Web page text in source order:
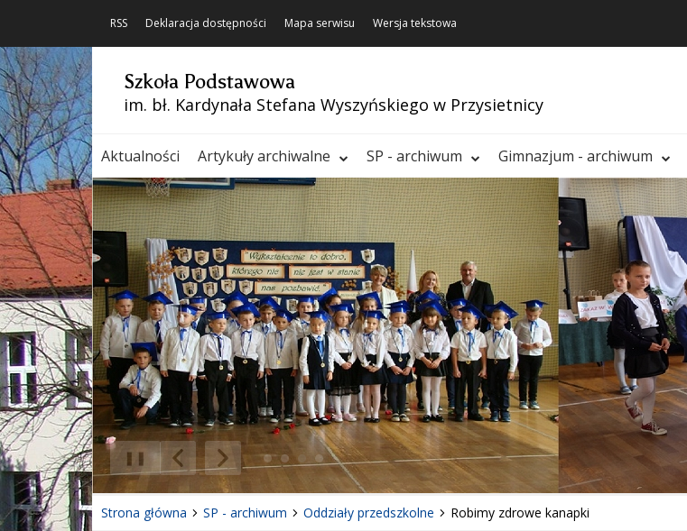
RSS Deklaracja dostępności Mapa serwisu Wersja tekstowa
Szkoła Podstawowa
im. bł. Kardynała Stefana Wyszyńskiego w Przysietnicy
Aktualności Artykuły archiwalne SP - archiwum Gimnazjum - archiwum
Poprzedni Element
Następny Element
❚❚
Strona główna SP - archiwum Oddziały przedszkolne Robimy zdrowe kanapki